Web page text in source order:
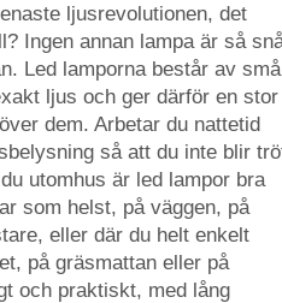
ljusrevolutionen, det
Ingen annan lampa är så
Led lamporna består av små
ljus och ger därför en stor
dem. Arbetar du nattetid
så att du inte blir
utomhus är led lampor bra
som helst, på väggen, på
eller där du helt enkelt
på gräsmattan eller på
och praktiskt, med lång